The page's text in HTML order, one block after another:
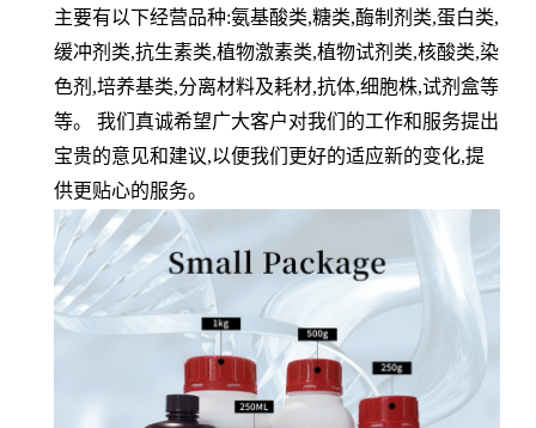
主要有以下经营品种:氨基酸类,糖类,酶制剂类,蛋白类,
缓冲剂类,抗生素类,植物激素类,植物试剂类,核酸类,染
色剂 ,培养基类,分离材料及耗材,抗体,细胞株,试剂盒等
等。 我们真诚希望广大客户对我们的工作和服务提出
宝贵的意见和建议,以便我们更好的适应新的变化,提
供更贴心的服务。